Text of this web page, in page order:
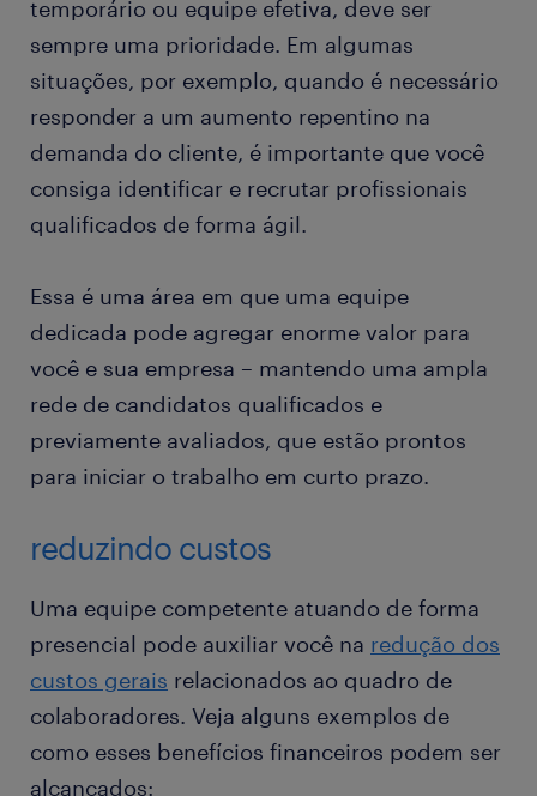
temporário ou equipe efetiva, deve ser
sempre uma prioridade. Em algumas
situações, por exemplo, quando é necessário
responder a um aumento repentino na
demanda do cliente, é importante que você
consiga identificar e recrutar profissionais
qualificados de forma ágil.
Essa é uma área em que uma equipe
dedicada pode agregar enorme valor para
você e sua empresa – mantendo uma ampla
rede de candidatos qualificados e
previamente avaliados, que estão prontos
para iniciar o trabalho em curto prazo.
reduzindo custos
Uma equipe competente atuando de forma
presencial pode auxiliar você na redução dos
custos gerais relacionados ao quadro de
colaboradores. Veja alguns exemplos de
como esses benefícios financeiros podem ser
alcançados: